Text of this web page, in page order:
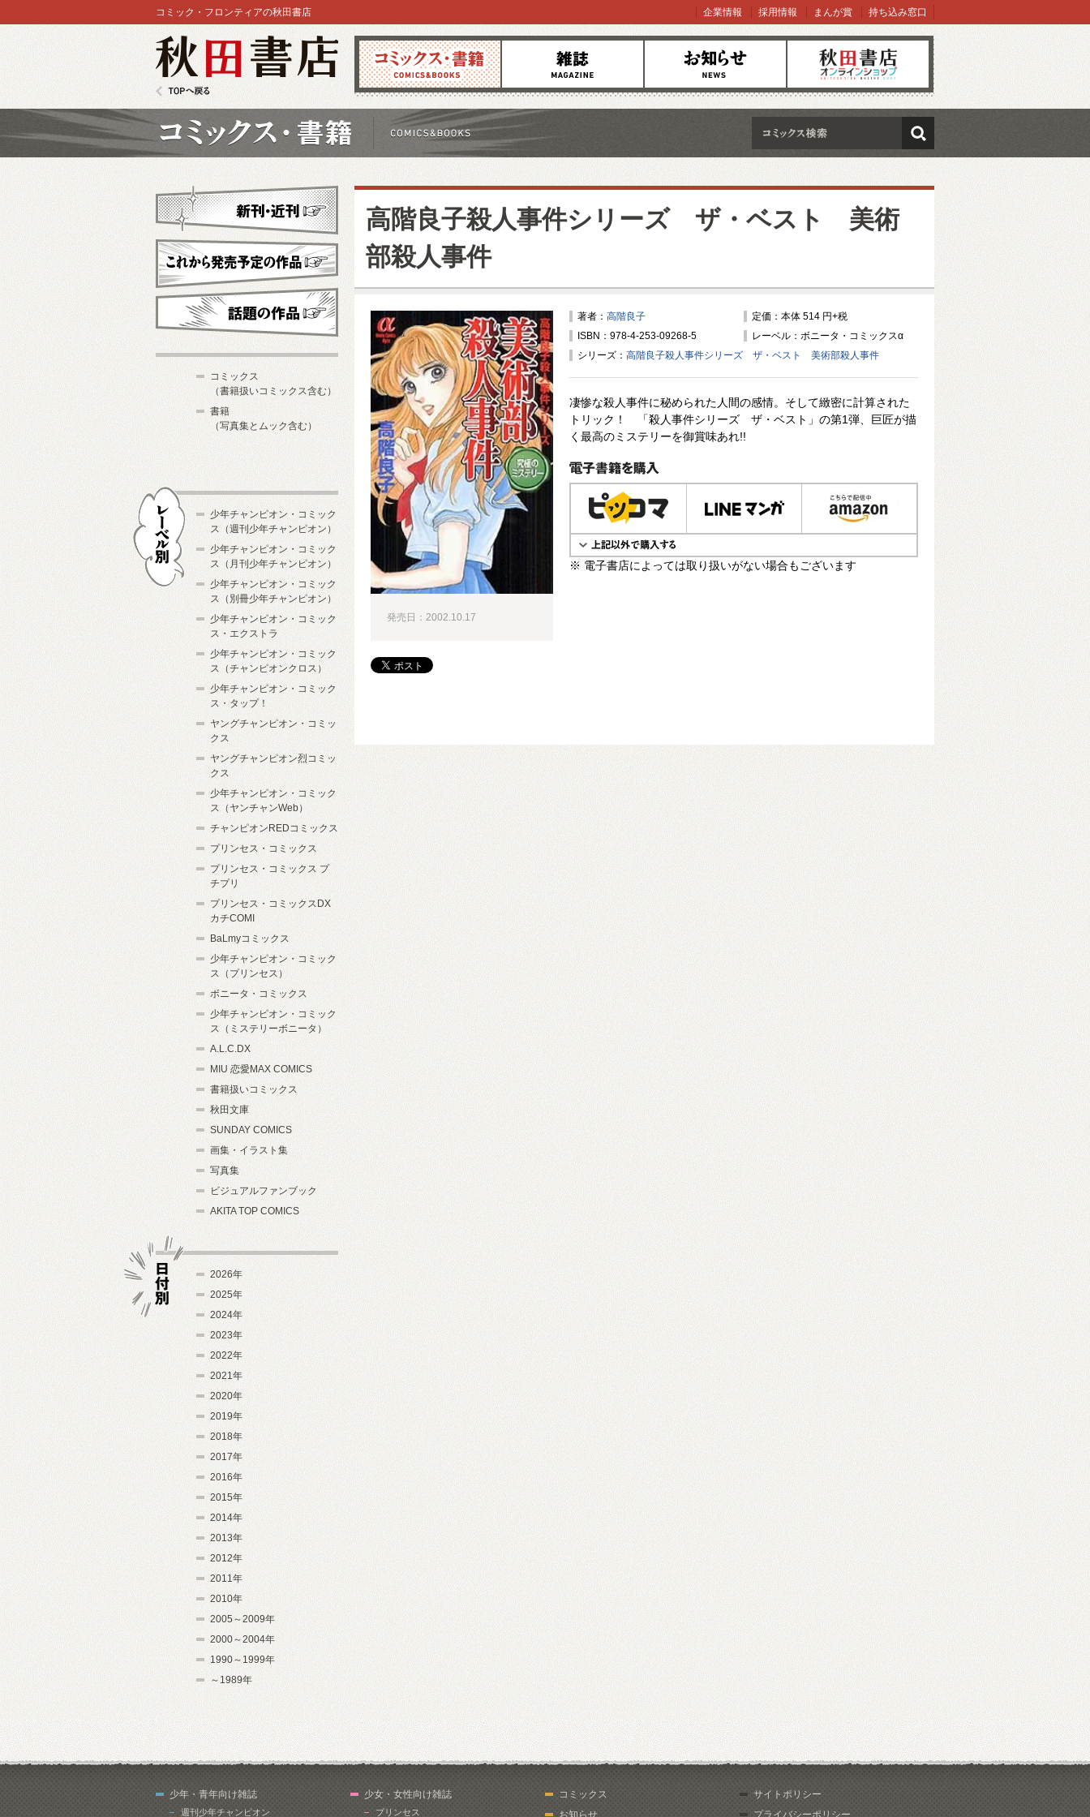
コミックス 雑誌 お知らせ オンラインショップ
コミック・フロンティアの秋田書店 企業情報 採用情報 まんが賞 持ち込み窓口
検索
高階良子殺人事件シリーズ ザ・ベスト 美術
部殺人事件
著者： 高階良子
定価：本体 514 円+税
ISBN：978-4-253-09268-5
レーベル：ボニータ・コミックスα
シリーズ： 高階良子殺人事件シリーズ ザ・ベスト 美術部殺人事件
凄惨な殺人事件に秘められた人間の感情。そして緻密に計算された
トリック！ 「殺人事件シリーズ ザ・ベスト」の第1弾、巨匠が描
く最高のミステリーを御賞味あれ!!
電子書籍で購入
※ 電子書店によっては取り扱いがない場合もございます
発売日：2002.10.17
新刊・近刊
これから発売予定
コミックス
（書籍扱いコミックス含む）
書籍
（写真集とムック含む）
少年チャンピオン・コミック
ス（週刊少年チャンピオン）
少年チャンピオン・コミック
ス（月刊少年チャンピオン）
少年チャンピオン・コミック
ス（別冊少年チャンピオン）
少年チャンピオン・コミック
ス・エクストラ
少年チャンピオン・コミック
ス（チャンピオンクロス）
少年チャンピオン・コミック
ス・タップ！
ヤングチャンピオン・コミッ
クス
ヤングチャンピオン烈コミッ
クス
少年チャンピオン・コミック
ス（ヤンチャンWeb）
チャンピオンREDコミックス
プリンセス・コミックス
プリンセス・コミックス プ
チプリ
プリンセス・コミックスDX
カチCOMI
BaLmyコミックス
少年チャンピオン・コミック
ス（プリンセス）
ボニータ・コミックス
少年チャンピオン・コミック
ス（ミステリーボニータ）
A.L.C.DX
MIU 恋愛MAX COMICS
書籍扱いコミックス
秋田文庫
SUNDAY COMICS
画集・イラスト集
写真集
ビジュアルファンブック
AKITA TOP COMICS
2026年
2025年
2024年
2023年
2022年
2021年
2020年
2019年
2018年
2017年
2016年
2015年
2014年
2013年
2012年
2011年
2010年
2005～2009年
2000～2004年
1990～1999年
～1989年
少年・青年向け雑誌
週刊少年チャンピオン
少女・女性向け雑誌
プリンセス
コミックス
お知らせ
サイトポリシー
プライバシーポリシー